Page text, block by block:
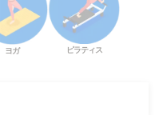
ヨガ ピラティス